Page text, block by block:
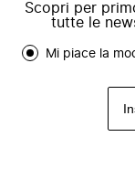
Scopri per
tutte le
Mi piace la